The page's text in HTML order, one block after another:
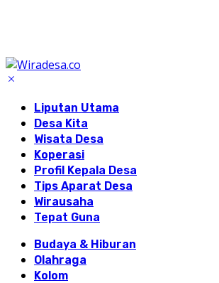
Liputan Utama
Desa Kita
Wisata Desa
Koperasi
Profil Kepala Desa
Tips Aparat Desa
Wirausaha
Tepat Guna
Budaya & Hiburan
Olahraga
Kolom